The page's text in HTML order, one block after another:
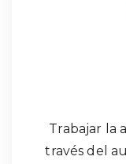
Trabajar la
través del